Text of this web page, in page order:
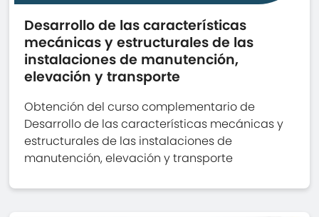
Desarrollo de las características
mecánicas y estructurales de las
instalaciones de manutención,
elevación y transporte
Obtención del curso complementario de
Desarrollo de las características mecánicas y
estructurales de las instalaciones de
manutención, elevación y transporte